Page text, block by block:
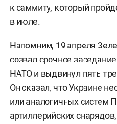
к саммиту, который
в июле.
Напомним, 19 апреля
созвал срочное
НАТО и выдвинул пять
Он сказал, что Украине
или аналогичных систем
артиллерийских